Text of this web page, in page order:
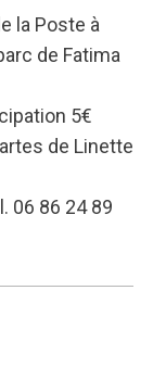
la Poste à
de Fatima
5€
de Linette
06 86 24 89